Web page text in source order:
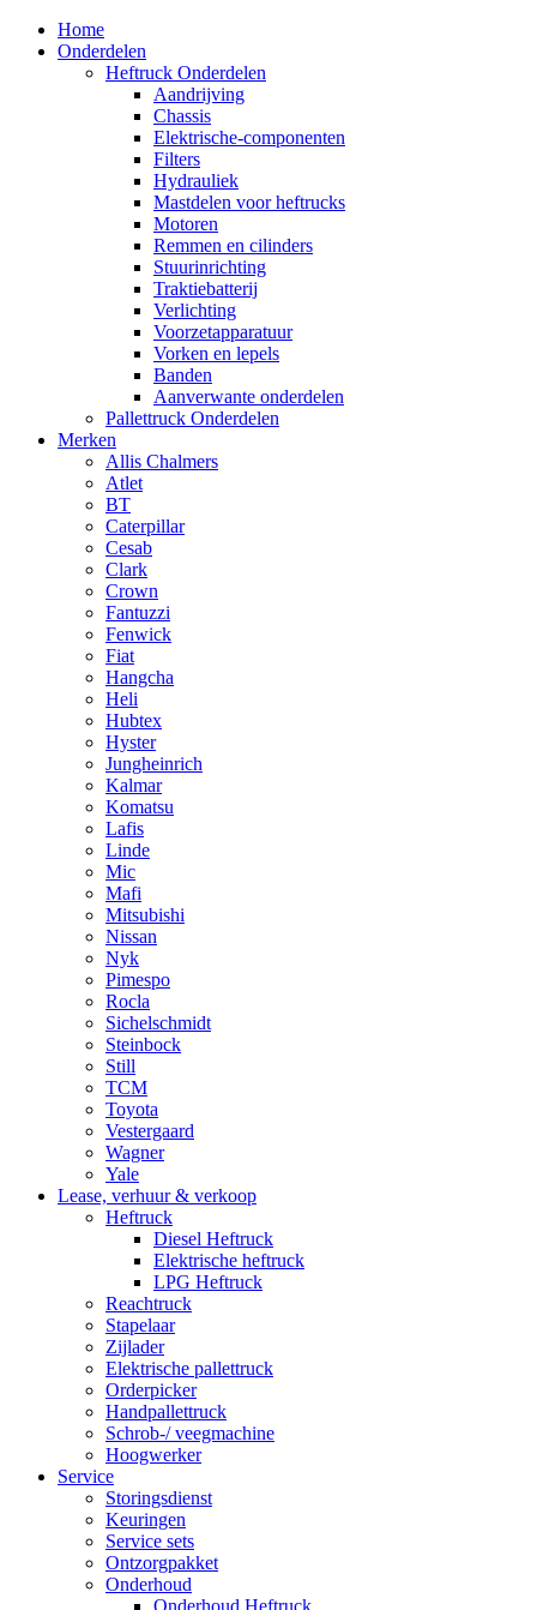
Home
Onderdelen
Heftruck Onderdelen
Aandrijving
Chassis
Elektrische-componenten
Filters
Hydrauliek
Mastdelen voor heftrucks
Motoren
Remmen en cilinders
Stuurinrichting
Traktiebatterij
Verlichting
Voorzetapparatuur
Vorken en lepels
Banden
Aanverwante onderdelen
Pallettruck Onderdelen
Merken
Allis Chalmers
Atlet
BT
Caterpillar
Cesab
Clark
Crown
Fantuzzi
Fenwick
Fiat
Hangcha
Heli
Hubtex
Hyster
Jungheinrich
Kalmar
Komatsu
Lafis
Linde
Mic
Mafi
Mitsubishi
Nissan
Nyk
Pimespo
Rocla
Sichelschmidt
Steinbock
Still
TCM
Toyota
Vestergaard
Wagner
Yale
Lease, verhuur & verkoop
Heftruck
Diesel Heftruck
Elektrische heftruck
LPG Heftruck
Reachtruck
Stapelaar
Zijlader
Elektrische pallettruck
Orderpicker
Handpallettruck
Schrob-/ veegmachine
Hoogwerker
Service
Storingsdienst
Keuringen
Service sets
Ontzorgpakket
Onderhoud
Onderhoud Heftruck